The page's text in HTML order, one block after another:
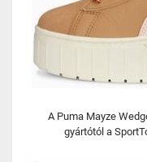
A Puma Mayze
gyártótól a